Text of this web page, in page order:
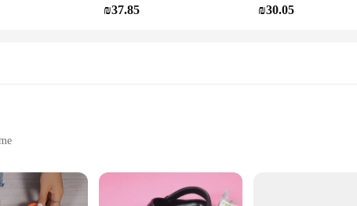
₪37.85 ₪30.05